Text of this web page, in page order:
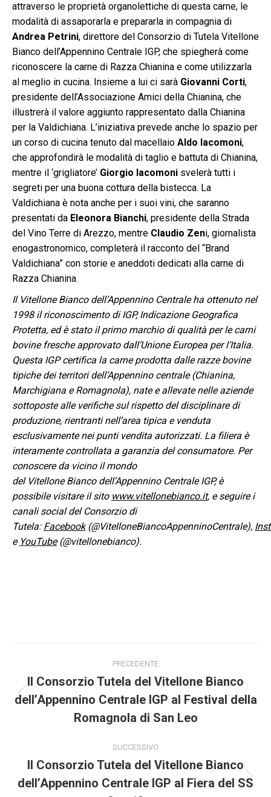
attraverso le proprietà organolettiche di questa carne, le
modalità di assaporarla e prepararla in compagnia di
Andrea Petrini, direttore del Consorzio di Tutela Vitellone
Bianco dell’Appennino Centrale IGP, che spiegherà come
riconoscere la carne di Razza Chianina e come utilizzarla
al meglio in cucina. Insieme a lui ci sarà Giovanni Corti,
presidente dell’Associazione Amici della Chianina, che
illustrerà il valore aggiunto rappresentato dalla Chianina
per la Valdichiana. L’iniziativa prevede anche lo spazio per
un corso di cucina tenuto dal macellaio Aldo Iacomoni,
che approfondirà le modalità di taglio e battuta di Chianina,
mentre il ‘grigliatore’ Giorgio Iacomoni svelerà tutti i
segreti per una buona cottura della bistecca. La
Valdichiana è nota anche per i suoi vini, che saranno
presentati da Eleonora Bianchi, presidente della Strada
del Vino Terre di Arezzo, mentre Claudio Zeni, giornalista
enogastronomico, completerà il racconto del “Brand
Valdichiana” con storie e aneddoti dedicati alla carne di
Razza Chianina.
Il Vitellone Bianco dell’Appennino Centrale ha ottenuto nel
1998 il riconoscimento di IGP, Indicazione Geografica
Protetta, ed è stato il primo marchio di qualità per le carni
bovine fresche approvato dall’Unione Europea per l’Italia.
Questa IGP certifica la carne prodotta dalle razze bovine
tipiche dei territori dell’Appennino centrale (Chianina,
Marchigiana e Romagnola), nate e allevate nelle aziende
sottoposte alle verifiche sul rispetto del disciplinare di
produzione, rientranti nell’area tipica e venduta
esclusivamente nei punti vendita autorizzati. La filiera è
interamente controllata a garanzia del consumatore. Per
conoscere da vicino il mondo
del Vitellone Bianco dell’Appennino Centrale IGP, è
possibile visitare il sito www.vitellonebianco.it, e seguire i
canali social del Consorzio di
Tutela: Facebook(@VitelloneBiancoAppenninoCentrale),
e YouTube(@vitellonebianco).
tra
i
PRECEDENTE
Post
precedente:
Il Consorzio Tutela del Vitellone Bianco
dell’Appennino Centrale IGP al Festival della
Romagnola di San Leo
SUCCESSIVO
Prossimo
Il Consorzio Tutela del Vitellone Bianco
dell’Appennino Centrale IGP al Fiera del SS